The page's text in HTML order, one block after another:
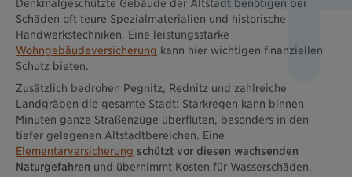
Denkmalgeschützte Gebäude der Altstadt benötigen bei
Schäden oft teure Spezialmaterialien und historische
Handwerkstechniken. Eine leistungsstarke
Wohngebäudeversicherung kann hier wichtigen finanziellen
Schutz bieten.
Zusätzlich bedrohen Pegnitz, Rednitz und zahlreiche
Landgräben die gesamte Stadt: Starkregen kann binnen
Minuten ganze Straßenzüge überfluten, besonders in den
tiefer gelegenen Altstadtbereichen. Eine
Elementarversicherung schützt vor diesen wachsenden
Naturgefahren und übernimmt Kosten für Wasserschäden.